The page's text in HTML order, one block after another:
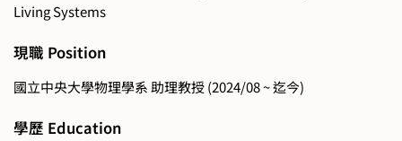
Living Systems
現職 Position
國立中央大學物理學系 助理教授 (2024/08 ~ 迄今)
學歷 Education